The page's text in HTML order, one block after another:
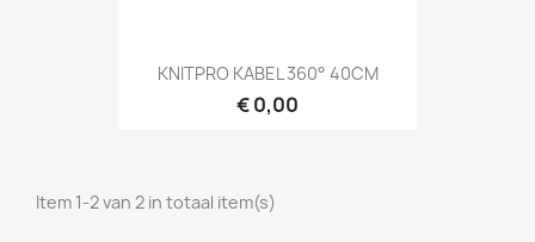
KNITPRO KABEL 360° 40CM
€ 0,00
Item 1-2 van 2 in totaal item(s)